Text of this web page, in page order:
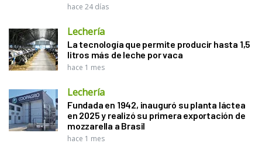
hace 24 días
Lechería
La tecnología que permite producir hasta 1,5
litros más de leche por vaca
hace 1 mes
Lechería
Fundada en 1942, inauguró su planta láctea
en 2025 y realizó su primera exportación de
mozzarella a Brasil
hace 1 mes